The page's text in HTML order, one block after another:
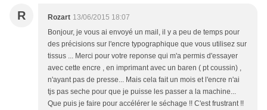
R Rozart 13/06/2015 18:07
Bonjour, je vous ai envoyé un mail, il y a peu de temps pour
des précisions sur l'encre typographique que vous utilisez sur
tissus ... Merci pour votre reponse qui m'a permis d'essayer
avec cette encre , en imprimant avec un baren ( pt coussin) ,
n'ayant pas de presse... Mais cela fait un mois et l'encre n'ai
tjs pas seche pour que je puisse les passer a la machine...
Que puis je faire pour accélérer le séchage !! C'est frustrant !!